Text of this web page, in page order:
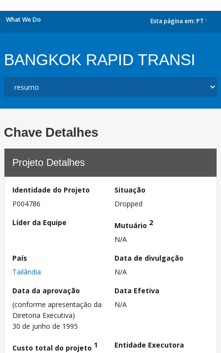
What We Do Esta página em: PT
BANGKOK RAPID TRANSI
Chave Detalhes
Projeto Detalhes
Identidade do Projeto
P004786
Situação
Dropped
Líder da Equipe
Mutuário 2
N/A
País
Tailândia
Data de divulgação
N/A
Data da aprovação
(conforme apresentação da
Diretoria Executiva)
30 de junho de 1995
Data Efetiva
N/A
Custo total do projeto 1
Entidade Executora